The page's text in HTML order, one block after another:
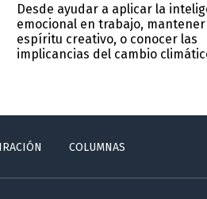
Desde ayudar a aplicar la
emocional en trabajo,
espíritu creativo, o conocer las
implicancias del cambio
COLUMNAS